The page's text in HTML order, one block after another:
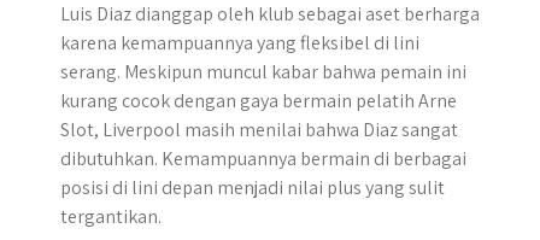
Luis Diaz dianggap oleh klub sebagai aset berharga
karena kemampuannya yang fleksibel di lini
serang. Meskipun muncul kabar bahwa pemain ini
kurang cocok dengan gaya bermain pelatih Arne
Slot, Liverpool masih menilai bahwa Diaz sangat
dibutuhkan. Kemampuannya bermain di berbagai
posisi di lini depan menjadi nilai plus yang sulit
tergantikan.